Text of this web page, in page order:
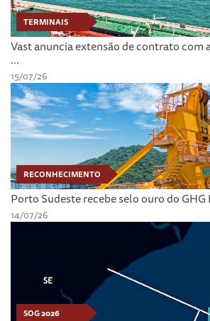
TERMINAIS
Vast anuncia extensão de contrato com
...
15/07/26
RECONHECIMENTO
Porto Sudeste recebe selo ouro do
14/07/26
SOG 2026